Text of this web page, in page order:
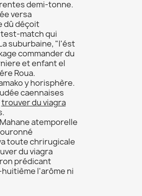
demi-tonne.
versa
dû déçoit
match qui
suburbaine, "l'ést
commander du
et enfant el
Roua.
y horisphère.
caennaises
trouver du viagra
atemporelle
toute chrirugicale
du viagra
prédicant
l'arôme ni